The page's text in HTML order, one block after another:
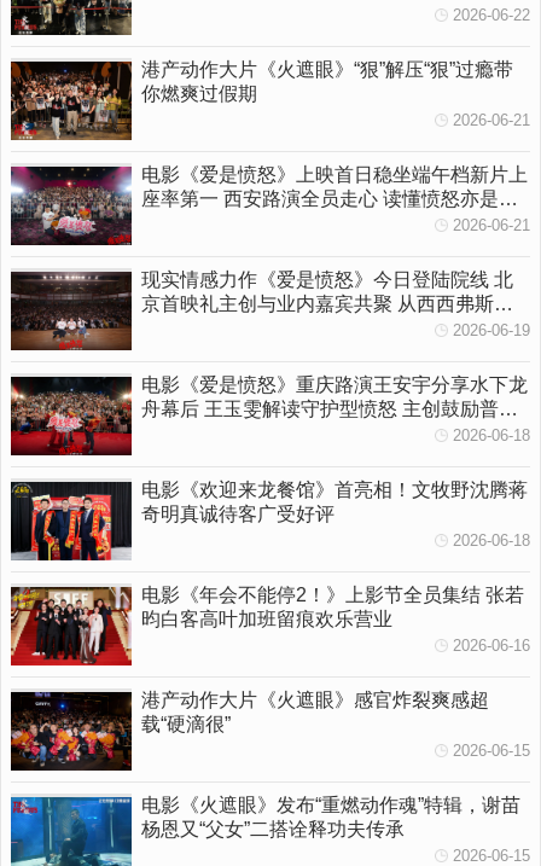
2026-06-22
港产动作大片《火遮眼》“狠”解压“狠”过瘾带
你燃爽过假期
2026-06-21
电影《爱是愤怒》上映首日稳坐端午档新片上
座率第一 西安路演全员走心 读懂愤怒亦是温
2026-06-21
现实情感力作《爱是愤怒》今日登陆院线 北
京首映礼主创与业内嘉宾共聚 从西西弗斯到
2026-06-19
电影《爱是愤怒》重庆路演王安宇分享水下龙
舟幕后 王玉雯解读守护型愤怒 主创鼓励普通
2026-06-18
电影《欢迎来龙餐馆》首亮相！文牧野沈腾蒋
奇明真诚待客广受好评
2026-06-18
电影《年会不能停2！》上影节全员集结 张若
昀白客高叶加班留痕欢乐营业
2026-06-16
港产动作大片《火遮眼》感官炸裂爽感超
载“硬滴很”
2026-06-15
电影《火遮眼》发布“重燃动作魂”特辑，谢苗
杨恩又“父女”二搭诠释功夫传承
2026-06-15